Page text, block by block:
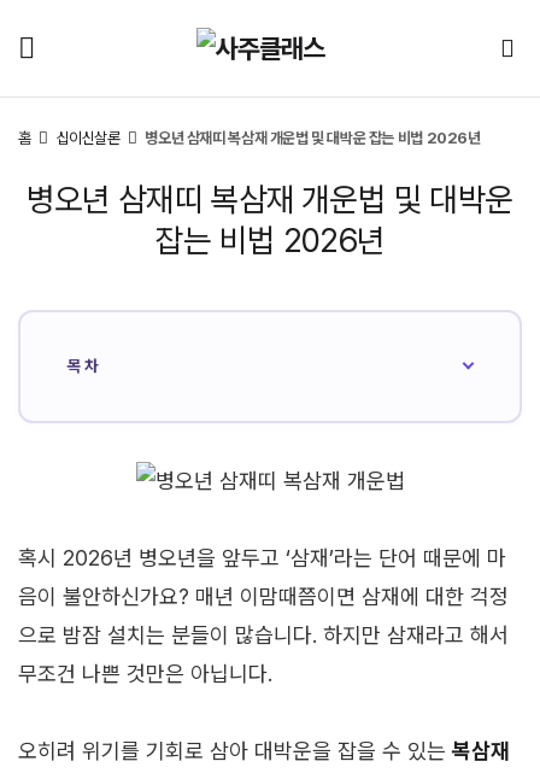
홈 십이신살론 병오년 삼재띠 복삼재 개운법 및 대박운 잡는 비법 2026년
병오년 삼재띠 복삼재 개운법 및 대박운
잡는 비법 2026년
목차
혹시 2026년 병오년을 앞두고 ‘삼재’라는 단어 때문에 마
음이 불안하신가요? 매년 이맘때쯤이면 삼재에 대한 걱정
으로 밤잠 설치는 분들이 많습니다. 하지만 삼재라고 해서
무조건 나쁜 것만은 아닙니다.
오히려 위기를 기회로 삼아 대박운을 잡을 수 있는복삼재